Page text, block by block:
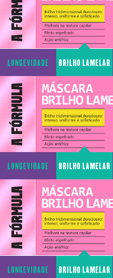
LONGEVIDADE
CAPILAR
BRILHO LAMELAR
LONGEVIDADE
CAPILAR
BRILHO LAMELAR
LONGEVIDADE BRILHO LAMELAR